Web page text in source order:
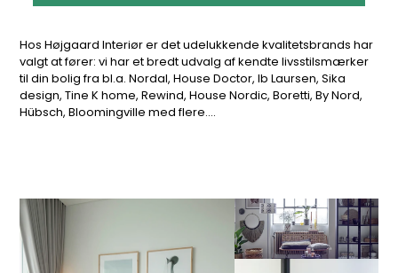
Hos Højgaard Interiør er det udelukkende kvalitetsbrands har
valgt at fører: vi har et bredt udvalg af kendte livsstilsmærker
til din bolig fra bl.a. Nordal, House Doctor, Ib Laursen, Sika
design, Tine K home, Rewind, House Nordic, Boretti, By Nord,
Hübsch, Bloomingville med flere....